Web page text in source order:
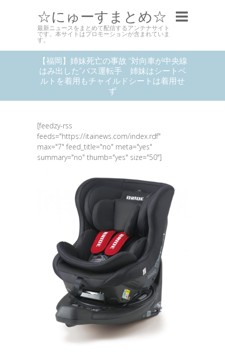
☆にゅーすまとめ☆
最新ニュースをまとめて配信するアンテナサイト
です。本サイトはプロモーションが含まれていま
す。
【福岡】姉妹死亡の事故 “対向車が中央線
はみ出した”バス運転手 姉妹はシートベ
ルトを着用もチャイルドシートは着用せ
ず
[feedzy-rss
feeds="https://itainews.com/index.rdf"
max="7" feed_title="no" meta="yes"
summary="no" thumb="yes" size="50"]